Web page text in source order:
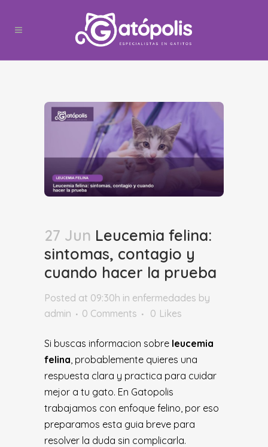
27 Jun Leucemia felina:
sintomas, contagio y
cuando hacer la prueba
Posted at 09:30h in enfermedades by
admin
0 Comments 0 Likes
Si buscas informacion sobre leucemia
felina , probablemente quieres una
respuesta clara y practica para cuidar
mejor a tu gato. En Gatopolis
trabajamos con enfoque felino, por eso
preparamos esta guia breve para
resolver la duda sin complicarla.